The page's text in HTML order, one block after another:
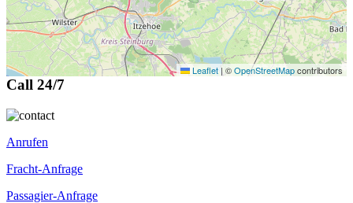
Leaflet | ©OpenStreetMapcontributors
Call 24/7
Anrufen
Fracht-Anfrage
Passagier-Anfrage